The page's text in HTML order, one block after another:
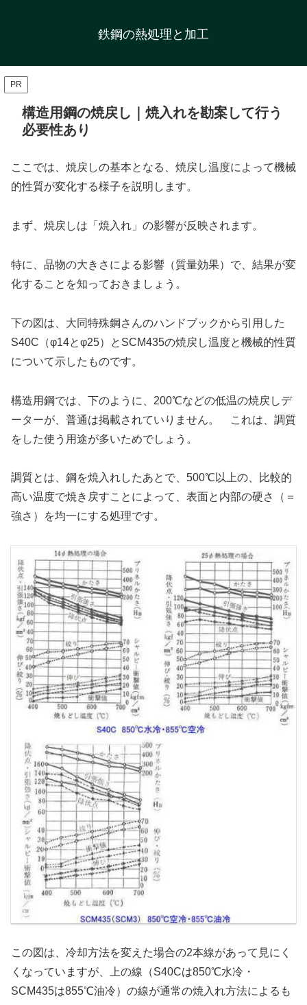
鉄鋼の熱処理と加工
PR
構造用鋼の焼戻し｜焼入れを勘案して行う
必要性あり
ここでは、焼戻しの基本となる、焼戻し温度によって機械
的性質が変化する様子を説明します。
まず、焼戻しは「焼入れ」の影響が反映されます。
特に、品物の大きさによる影響（質量効果）で、結果が変
化することを知っておきましょう。
下の図は、大同特殊鋼さんのハンドブックから引用した
S40C（φ14とφ25）とSCM435の焼戻し温度と機械的性質
について示したものです。
構造用鋼では、下のように、200℃などの低温の焼戻しデ
ーターが、普通は掲載されていりません。 これは、調質
をした使う用途が多いためでしょう。
調質とは、鋼を焼入れしたあとで、500℃以上の、比較的
高い温度で焼き戻すことによって、表面と内部の硬さ（＝
強さ）を均一にする処理です。
この図は、冷却方法を変えた場合の2本線があって見にく
くなっていますが、上の線（S40Cは850℃水冷・
SCM435は855℃油冷）の線が通常の焼入れ方法によるも